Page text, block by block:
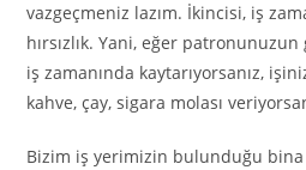
vazgeçmeniz lazım. İkincisi, iş
hırsızlık. Yani, eğer
iş zamanında kaytarıyorsanız,
kahve, çay, sigara molası
Bizim iş yerimizin bulunduğu bina